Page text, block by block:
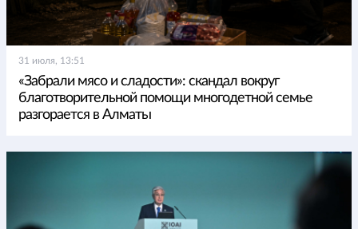
31 июля, 13:51
«Забрали мясо и сладости»: скандал вокруг
благотворительной помощи многодетной семье
разгорается в Алматы